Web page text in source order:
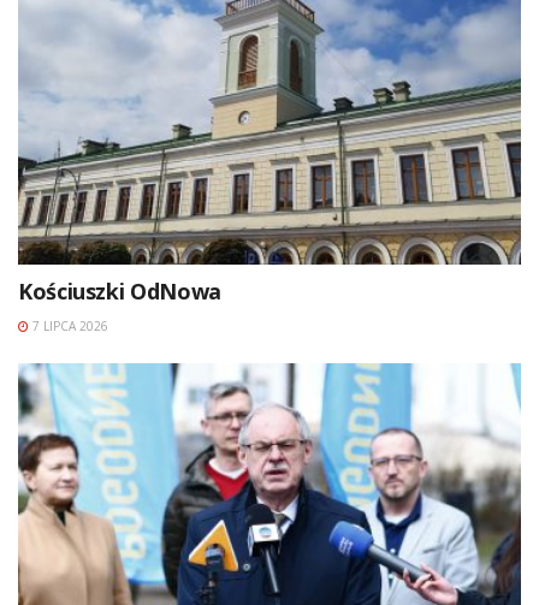
Kościuszki OdNowa
7 LIPCA 2026